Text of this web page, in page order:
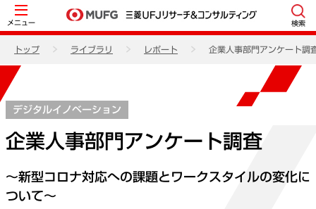
メニュー 検索
トップ ライブラリ レポート 企業人事部門アンケート調
デジタルイノベーション
企業人事部門アンケート調査
～新型コロナ対応への課題とワークスタイルの変化に
ついて～